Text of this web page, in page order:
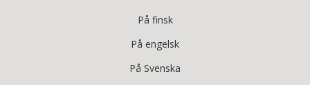
På finsk
På engelsk
På Svenska